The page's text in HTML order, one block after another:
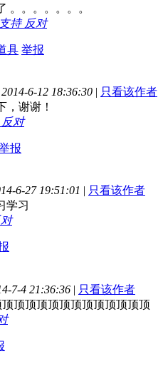
。。。。。。。
支持 反对
具 举报
6-12 18:36:30 | 只看该作者
，谢谢！
反对
报
6-27 19:51:01 | 只看该作者
学习
7-4 21:36:36 | 只看该作者
顶顶顶顶顶顶顶顶顶顶顶顶